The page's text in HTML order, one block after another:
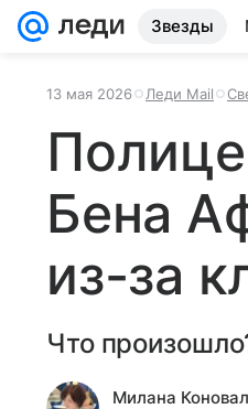
Звезды
13 мая 2026 Леди Mail
Бена
из-за
Что
Милана